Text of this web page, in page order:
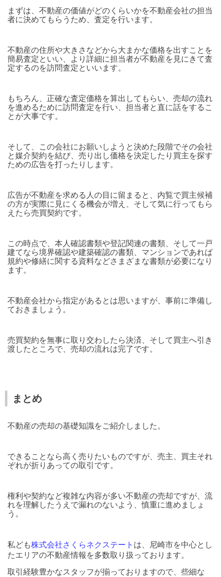
まずは、不動産の価値がどのくらいかを不動産会社の担当
者に決めてもらうため、査定を行います。
不動産の住所や大きさなどから大まかな価格を出すことを
簡易査定といい、より詳細に担当者が不動産を見にきて査
定するのを訪問査定といいます。
もちろん、正確な査定価格を算出してもらい、売却の流れ
を進めるために訪問査定を行い、担当者と直に話をするこ
とが大事です。
そして、この会社にお願いしようと決めた段階でその会社
と媒介契約を結び、売り出し価格を決定したり買主を探す
ための広告を打ったりします。
広告が不動産を求める人の目に留まると、内覧で買主候補
の方が実際に見にくる機会が増え、そして気に行ってもら
えたら売買契約です。
この時点で、本人確認書類や登記関連の書類、そして一戸
建てなら境界確認や建築確認の書類、マンションであれば
規約や修繕に関する資料などさまざまな書類が必要になり
ます。
不動産会社から指定があるとは思いますが、事前に準備し
ておきましょう。
売買契約を無事に取り交わしたら決済、そして買主へ引き
渡したところで、売却の流れは完了です。
まとめ
不動産の売却の基礎知識をご紹介しました。
できることなら高く売りたいものですが、売主、買主それ
ぞれが折りあっての取引です。
権利や契約など複雑な内容が多い不動産の売却ですが、流
れを理解したうえで漏れのないよう、慎重に進めましょ
う。
私ども株式会社さくらネクステート は、尼崎市を中心とし
たエリアの不動産情報を多数取り扱っております。
取引経験豊かなスタッフが揃っておりますので、些細な